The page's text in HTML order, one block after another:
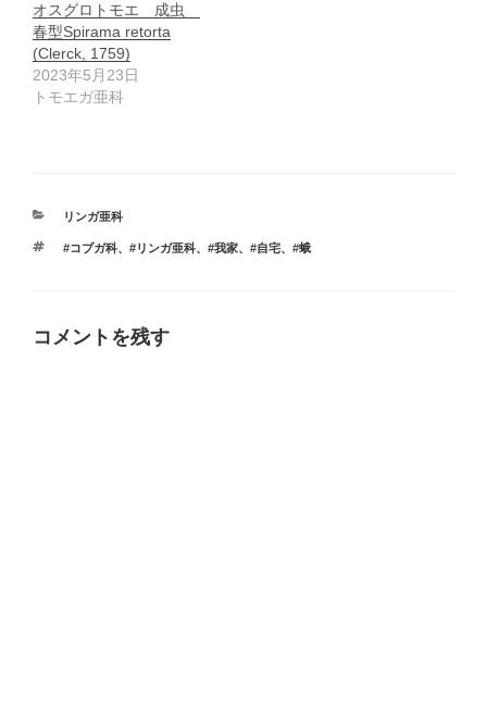
オスグロトモエ 成虫
春型Spirama retorta
(Clerck, 1759)
2023年5月23日
トモエガ亜科
カ
ゴ
リンガ亜科
タ
#コブガ科、 #リンガ亜科、 #我家、 #自宅、 #蛾
コメントを残す